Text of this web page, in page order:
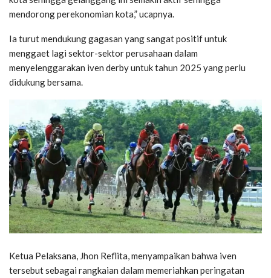
mendorong perekonomian kota,” ucapnya.
Ia turut mendukung gagasan yang sangat positif untuk
menggaet lagi sektor-sektor perusahaan dalam
menyelenggarakan iven derby untuk tahun 2025 yang perlu
didukung bersama.
Ketua Pelaksana, Jhon Reflita, menyampaikan bahwa iven
tersebut sebagai rangkaian dalam memeriahkan peringatan